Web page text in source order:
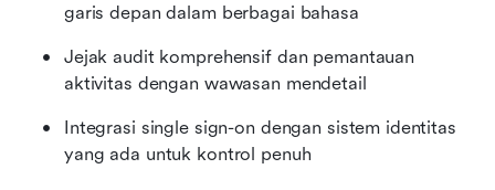
garis depan dalam berbagai bahasa
Jejak audit komprehensif dan pemantauan
aktivitas dengan wawasan mendetail
Integrasi single sign-on dengan sistem identitas
yang ada untuk kontrol penuh